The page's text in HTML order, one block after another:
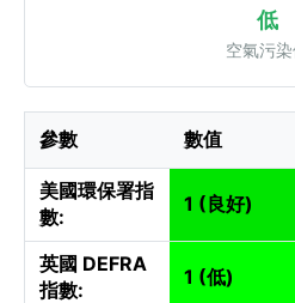
低
空氣污
參數 數值
美國環保署指
數:
1 (良好)
英國 DEFRA
指數:
1 (低)